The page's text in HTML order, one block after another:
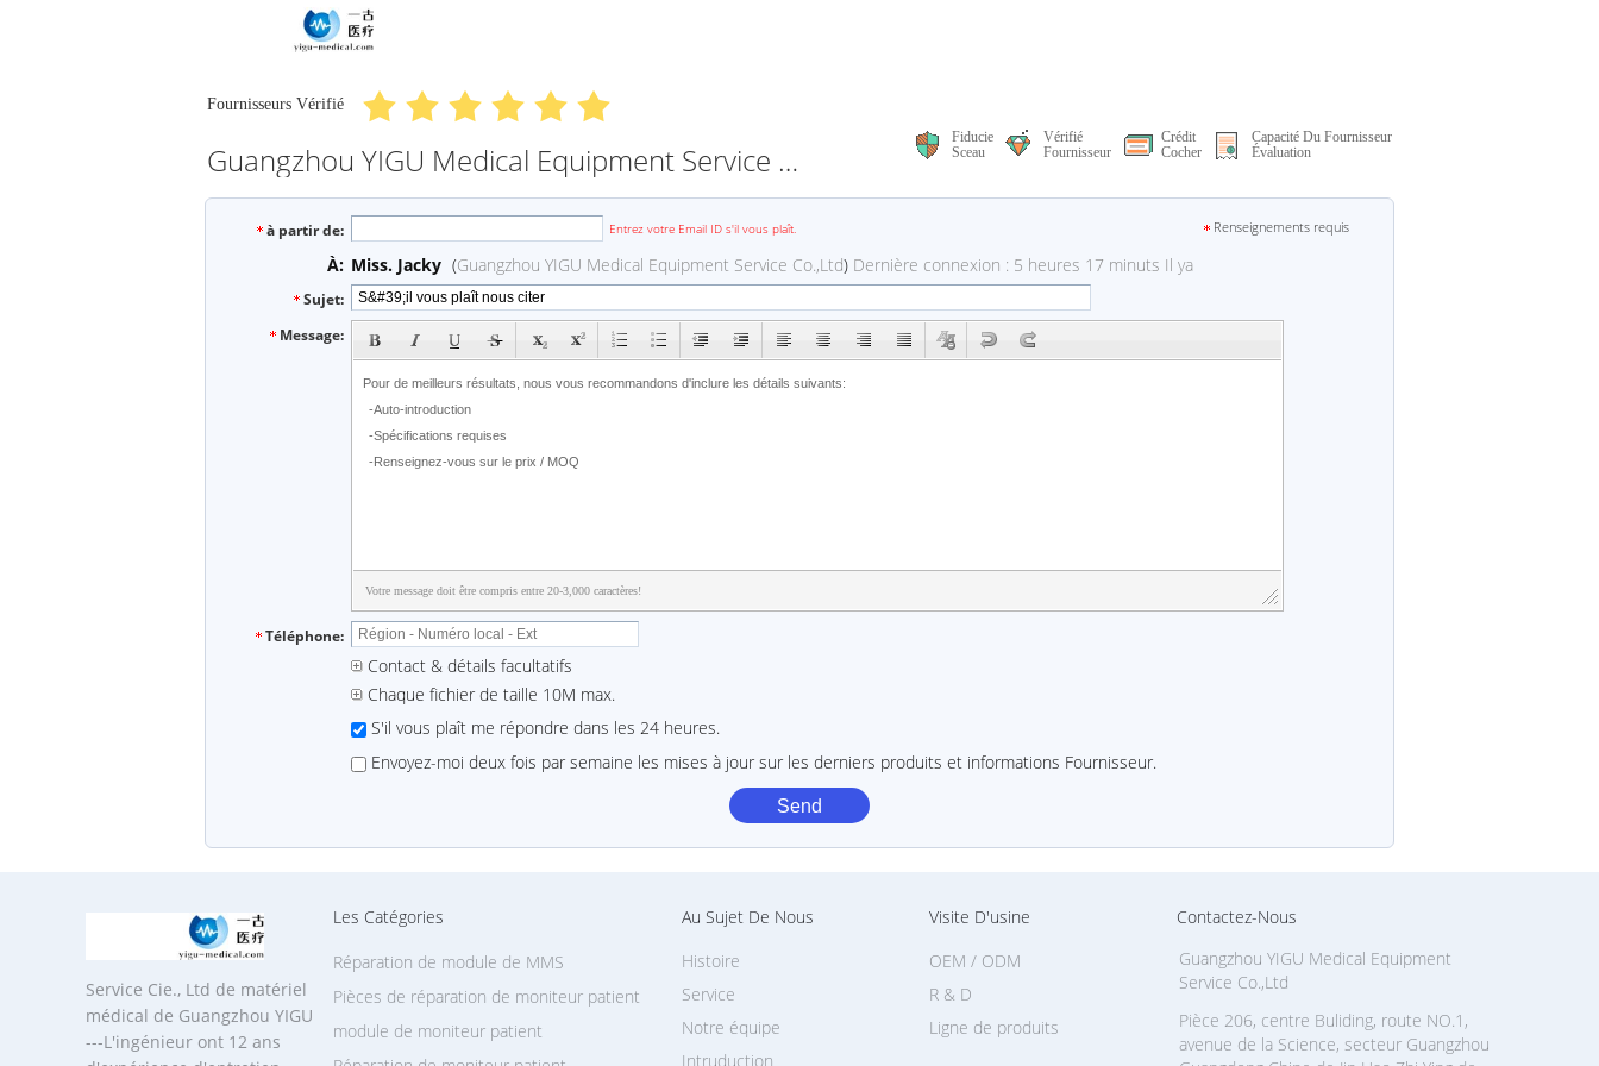
Fournisseurs Vérifié
Guangzhou YIGU Medical Equipment Service Co.,Ltd
Fiducie
Sceau
Vérifié
Fournisseur
Crédit
Cocher
Capacité Du Fournisseur
Évaluation
à partir de: Entrez votre Email ID s'il vous plaît. Renseignements requis
À: Miss. Jacky (Guangzhou YIGU Medical Equipment Service Co.,Ltd) Dernière connexion : 5 heures 17 minuts Il ya
Sujet:
Message:
Votre message doit être compris entre 20-3,000 caractères!
Téléphone:
Contact & détails facultatifs
Chaque fichier de taille 10M max.
S'il vous plaît me répondre dans les 24 heures.
Envoyez-moi deux fois par semaine les mises à jour sur les derniers produits et informations Fournisseur.
Service Cie., Ltd de matériel
médical de Guangzhou YIGU
---L'ingénieur ont 12 ans
Les Catégories
Réparation de module de MMS
Pièces de réparation de moniteur patient
module de moniteur patient
Au Sujet De Nous
Intruduction
Histoire
Service
Notre équipe
Visite D'usine
Ligne de produits
OEM / ODM
R & D
Contactez-Nous
Guangzhou YIGU Medical Equipment
Service Co.,Ltd
Pièce 206, centre Buliding, route NO.1,
avenue de la Science, secteur Guangzhou